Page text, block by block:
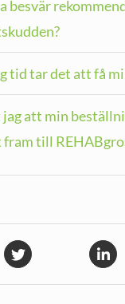
besvär
tid tar det att få
att min
till